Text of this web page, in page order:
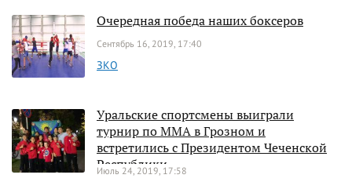
Очередная победа наших боксеров
Сентябрь 16, 2019, 17:40
ЗКО
Уральские спортсмены выиграли
турнир по ММА в Грозном и
встретились с Президентом Чеченской
Республики
Июль 24, 2019, 17:58